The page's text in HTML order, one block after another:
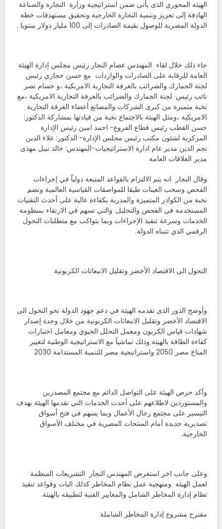
الهيئة المحوري الذى يأتى ضمن استراتيجية وزارة التجارة والصناعة
الهادفة إلى تعزيز وتنمية التجارة الخارجية وتحقيق مستهدفات خطة
الدولة المصرية للوصول بقيمة الصادرات إلى 100 مليار دولار سنويا .
جاء ذلك خلال لقاء المهندس عصام النجار رئيس مجلس إدارة الهيئة
العامة للرقابة على الصادرات والواردات مع حسن حجازي رئيس
لجنة الجمارك والضرائب بالغرفة التجارية الامريكية ،و حسام نصر
نائب رئيس لجنة الجمارك والضرائب بالغرفة التجارية الامريكية ،مع
نخبة متميزة من كبرى الشركات والمصانع أعضاء الغرفة التجارية
الامريكية ،ومثل الهيئة بالاجتماع نخبة من قيادتها بمشاركة الدكتور:
حسن القطب رئيس قطاع الفروع- احمد امين رئيس الإدارة
المركزية لشئون مكتب رئيس مجلس الإدارة- الدكتور: علاء الدين
نجم الدين مدير عام ادارة الاستراتيجيات-المهندس: خالد نبيل مهدى
مدير العلاقات العامة
وقال النجار انه يتم الالتزام بالقواعد المتبعة دولياً في إجراءات
الفحص وسحب العينات طبقا للمواصفات القياسية العالمية وتضم
نخبة من الكوادر المتميزة والمدربة بكفاءة عالية على أحدث التقنيات
المستخدمة في الفحص والتحليل. والتي تسهم في الارتقاء بمنظومة
الخدمات وسرعة تنفيذ الإجراءات وبما يتواكب مع متطلبات التحول
الرقمي الذي تتبناه الدولة.
التحول الى الاقتصاد الأخضر وتقليل الانبعاثات الكربونية
وأوضح الدور الذى تقدمه الهيئة في دعم جهود الدولة نحو التحول الى
الاقتصاد الأخضر وتقليل الانبعاثات الكربونية من خلال وحدة إصدار
شهادات قياس الكربون ومعمل التحلل الحيوي ومعامل اختبارات
كفاءة الطاقة بالهيئة وذلك تماشياً مع الاستراتيجية الوطنية لتغيير
المناخ مصر 2050 واستراتيجية مصر للتنمية المستدامة 2030
وأكد حرص الهيئة على التواصل الدائم مع مجتمع المصدرين
والمستوردين لاطلاعهم على أحدث الخدمات التي تقدمها الهيئة بهدف
التيسير على مجتمع رجال الأعمال وبما يسهم في فتح أسواق
تصديرية جديدة أمام المنتجات المصرية في مختلف الأسواق
الخارجية.
وعلى جانب اخر استعرض المهندس النجار التشريعات المنظمة
لعمل الهيئة ومنهجية عمل نظام المخاطر كذلك اليات وقواعد تنفيذ
نظام إدارة المخاطر الشامل والمعايير الفنية لتطبيقه بالهيئة.
مقترح مشروع إدارة المخاطر الشاملة